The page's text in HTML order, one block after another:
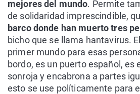
mejores del mundo. Permite
de solidaridad imprescindible,
barco donde han muerto tres
bicho que se llama hantavirus.
primer mundo para esas
bordo, es un puerto español, es
sonroja y encabrona a partes
esto se use políticamente para